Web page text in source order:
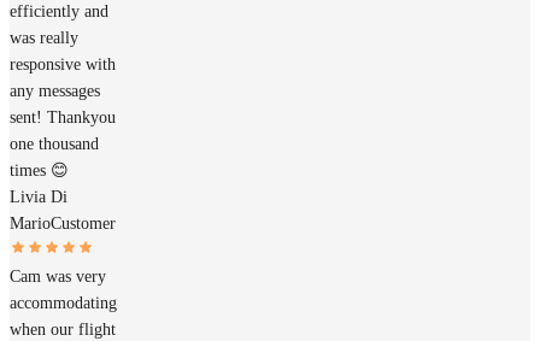
efficiently and
was really
responsive with
any messages
sent! Thankyou
one thousand
times 😊
Livia Di
MarioCustomer
Cam was very
accommodating
when our flight